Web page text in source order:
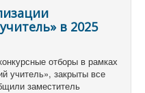
в 2025
отборы в рамках
учитель», закрыты все
заместитель